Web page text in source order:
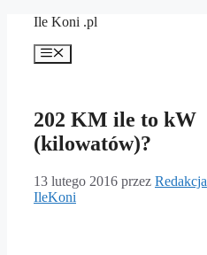
PrzejdźIle Koni .pl
Menu
202 KM ile to kW
(kilowatów)?
13 lutego 2016 przez Redakcja
IleKoni